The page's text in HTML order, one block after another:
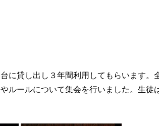
に貸し出し３年間利用してもらいます。
ルールについて集会を行いました。生徒